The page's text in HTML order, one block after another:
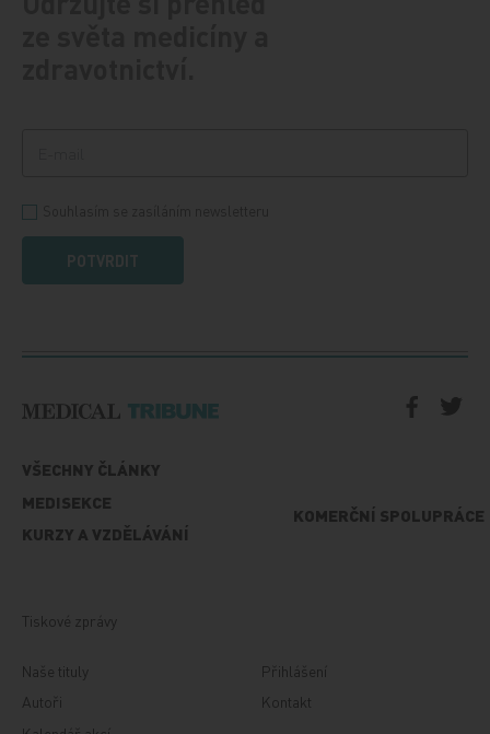
POTVRDIT
VŠECHNY ČLÁNKY
MEDISEKCE
KURZY A VZDĚLÁVÁNÍ
KOMERČNÍ SPOLUPRÁCE
Tiskové zprávy
Naše tituly
Autoři
Přihlášení
Kontakt